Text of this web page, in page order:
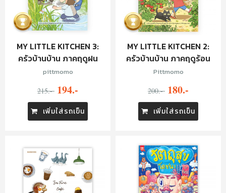
MY LITTLE KITCHEN 3:
ครัวบ้านบ้าน ภาคฤดูฝน
pittmomo
215.- 194.-
เพิ่มใส่รถเข็น
MY LITTLE KITCHEN 2:
ครัวบ้านบ้าน ภาคฤดูร้อน
Pittmomo
200.- 180.-
เพิ่มใส่รถเข็น